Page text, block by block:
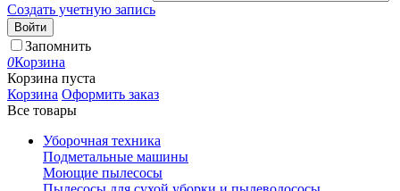
Создать учетную запись
Войти
Запомнить
0Корзина
Корзина пуста
Корзина Оформить заказ
Все товары
Уборочная техника
Подметальные машины
Моющие пылесосы